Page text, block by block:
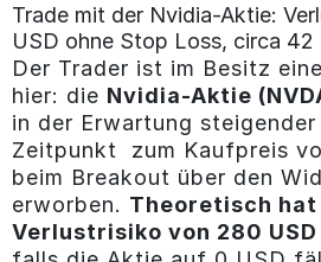
Trade mit der Nvidia-Aktie:
USD ohne Stop Loss, circa
Der Trader ist im Besitz
hier: die Nvidia-Aktie
in der Erwartung steigender
Zeitpunkt zum Kaufpreis
beim Breakout über den
erworben. Theoretisch
Verlustrisiko von 280